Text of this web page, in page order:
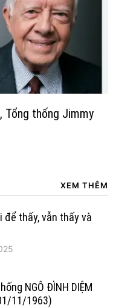
Tổng thống Jimmy
XEM THÊM
để thấy, vẫn thấy và
NGÔ ĐÌNH DIỆM
11/1963)